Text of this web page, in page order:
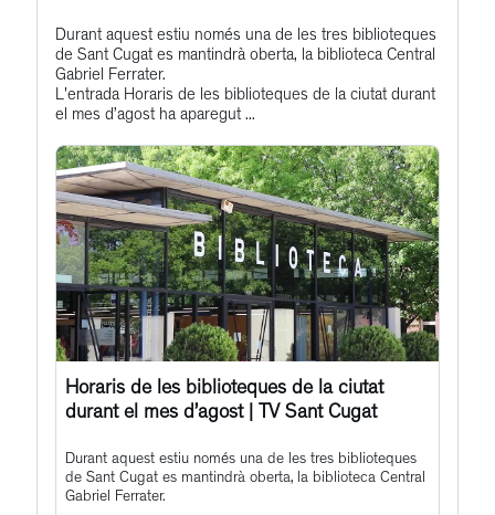
Profile
Get
to
this
Durant aquest estiu només una de les tres biblioteques
de Sant Cugat es mantindrà oberta, la biblioteca Central
Gabriel Ferrater.
L'entrada Horaris de les biblioteques de la ciutat durant
el mes d’agost ha aparegut ...
Horaris de les biblioteques de la ciutat
durant el mes d’agost | TV Sant Cugat
Durant aquest estiu només una de les tres biblioteques
de Sant Cugat es mantindrà oberta, la biblioteca Central
Gabriel Ferrater.